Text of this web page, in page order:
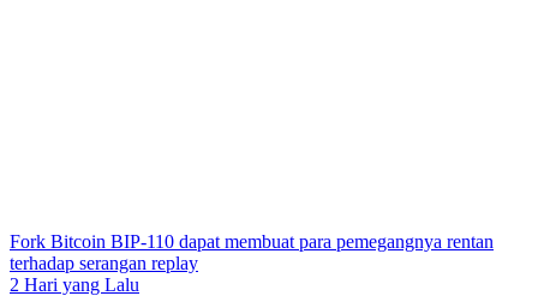
Fork Bitcoin BIP-110 dapat membuat para pemegangnya rentan
terhadap serangan replay
2 Hari yang Lalu